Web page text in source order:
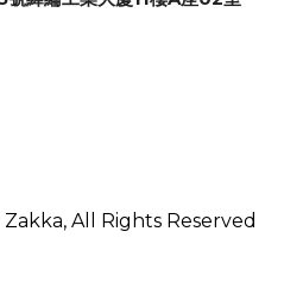
All Rights Reserved